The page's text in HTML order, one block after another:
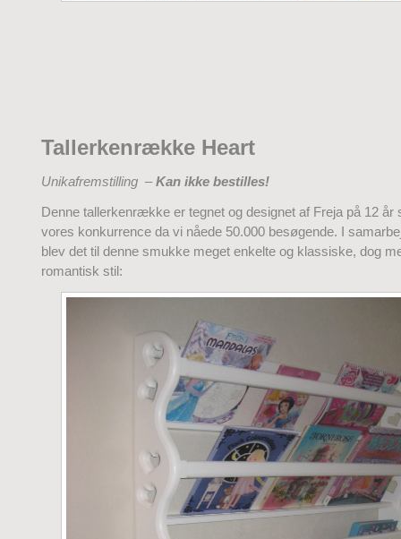
Tallerkenrække Heart
Unikafremstilling –Kan ikke bestilles!
Denne tallerkenrække er tegnet og designet af Freja på 12 år
vores konkurrence da vi nåede 50.000 besøgende. I
blev det til denne smukke meget enkelte og klassiske, dog
romantisk stil: